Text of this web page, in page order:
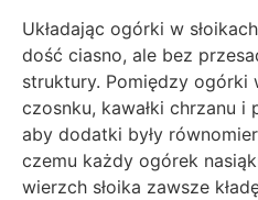
Układając ogórki w
dość ciasno, ale bez
struktury. Pomiędzy ogórki
czosnku, kawałki chrzanu i
aby dodatki były
czemu każdy ogórek
wierzch słoika zawsze